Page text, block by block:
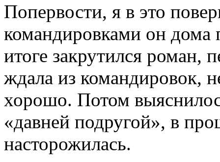
Попервости, я в это
командировками он дома
итоге закрутился роман,
ждала из командировок,
хорошо. Потом
«давней подругой», в
насторожилась.